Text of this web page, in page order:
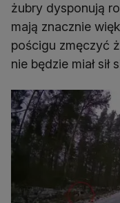
żubry dysponują
mają znacznie
pościgu zmęczyć
nie będzie miał